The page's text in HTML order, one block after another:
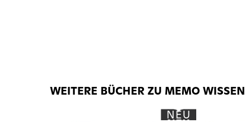
WEITERE BÜCHER ZU MEMO WISSEN
NEU